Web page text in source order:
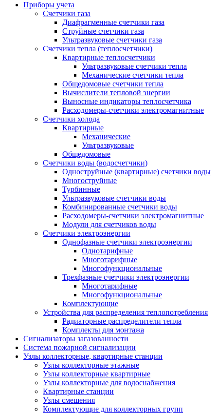
Приборы учета
Счетчики газа
Диафрагменные счетчики газа
Струйные счетчики газа
Ультразвуковые счетчики газа
Счетчики тепла (теплосчетчики)
Квартирные теплосчетчики
Ультразвуковые счетчики тепла
Механические счетчики тепла
Общедомовые счетчики тепла
Вычислители тепловой энергии
Выносные индикаторы теплосчетчика
Расходомеры-счетчики электромагнитные
Счетчики холода
Квартирные
Механические
Ультразвуковые
Общедомовые
Счетчики воды (водосчетчики)
Одноструйные (квартирные) счетчики воды
Многоструйные
Турбинные
Ультразвуковые счетчики воды
Комбинированные счетчики воды
Расходомеры-счетчики электромагнитные
Модули для счетчиков воды
Счетчики электроэнергии
Однофазные счетчики электроэнергии
Однотарифные
Многотарифные
Многофункциональные
Трехфазные счетчики электроэнергии
Многотарифные
Многофункциональные
Комплектующие
Устройства для распределения теплопотребления
Радиаторные распределители тепла
Комплекты для монтажа
Сигнализаторы загазованности
Система пожарной сигнализации
Узлы коллекторные, квартирные станции
Узлы коллекторные этажные
Узлы коллекторные квартирные
Узлы коллекторные для водоснабжения
Квартирные станции
Узлы смешения
Комплектующие для коллекторных групп